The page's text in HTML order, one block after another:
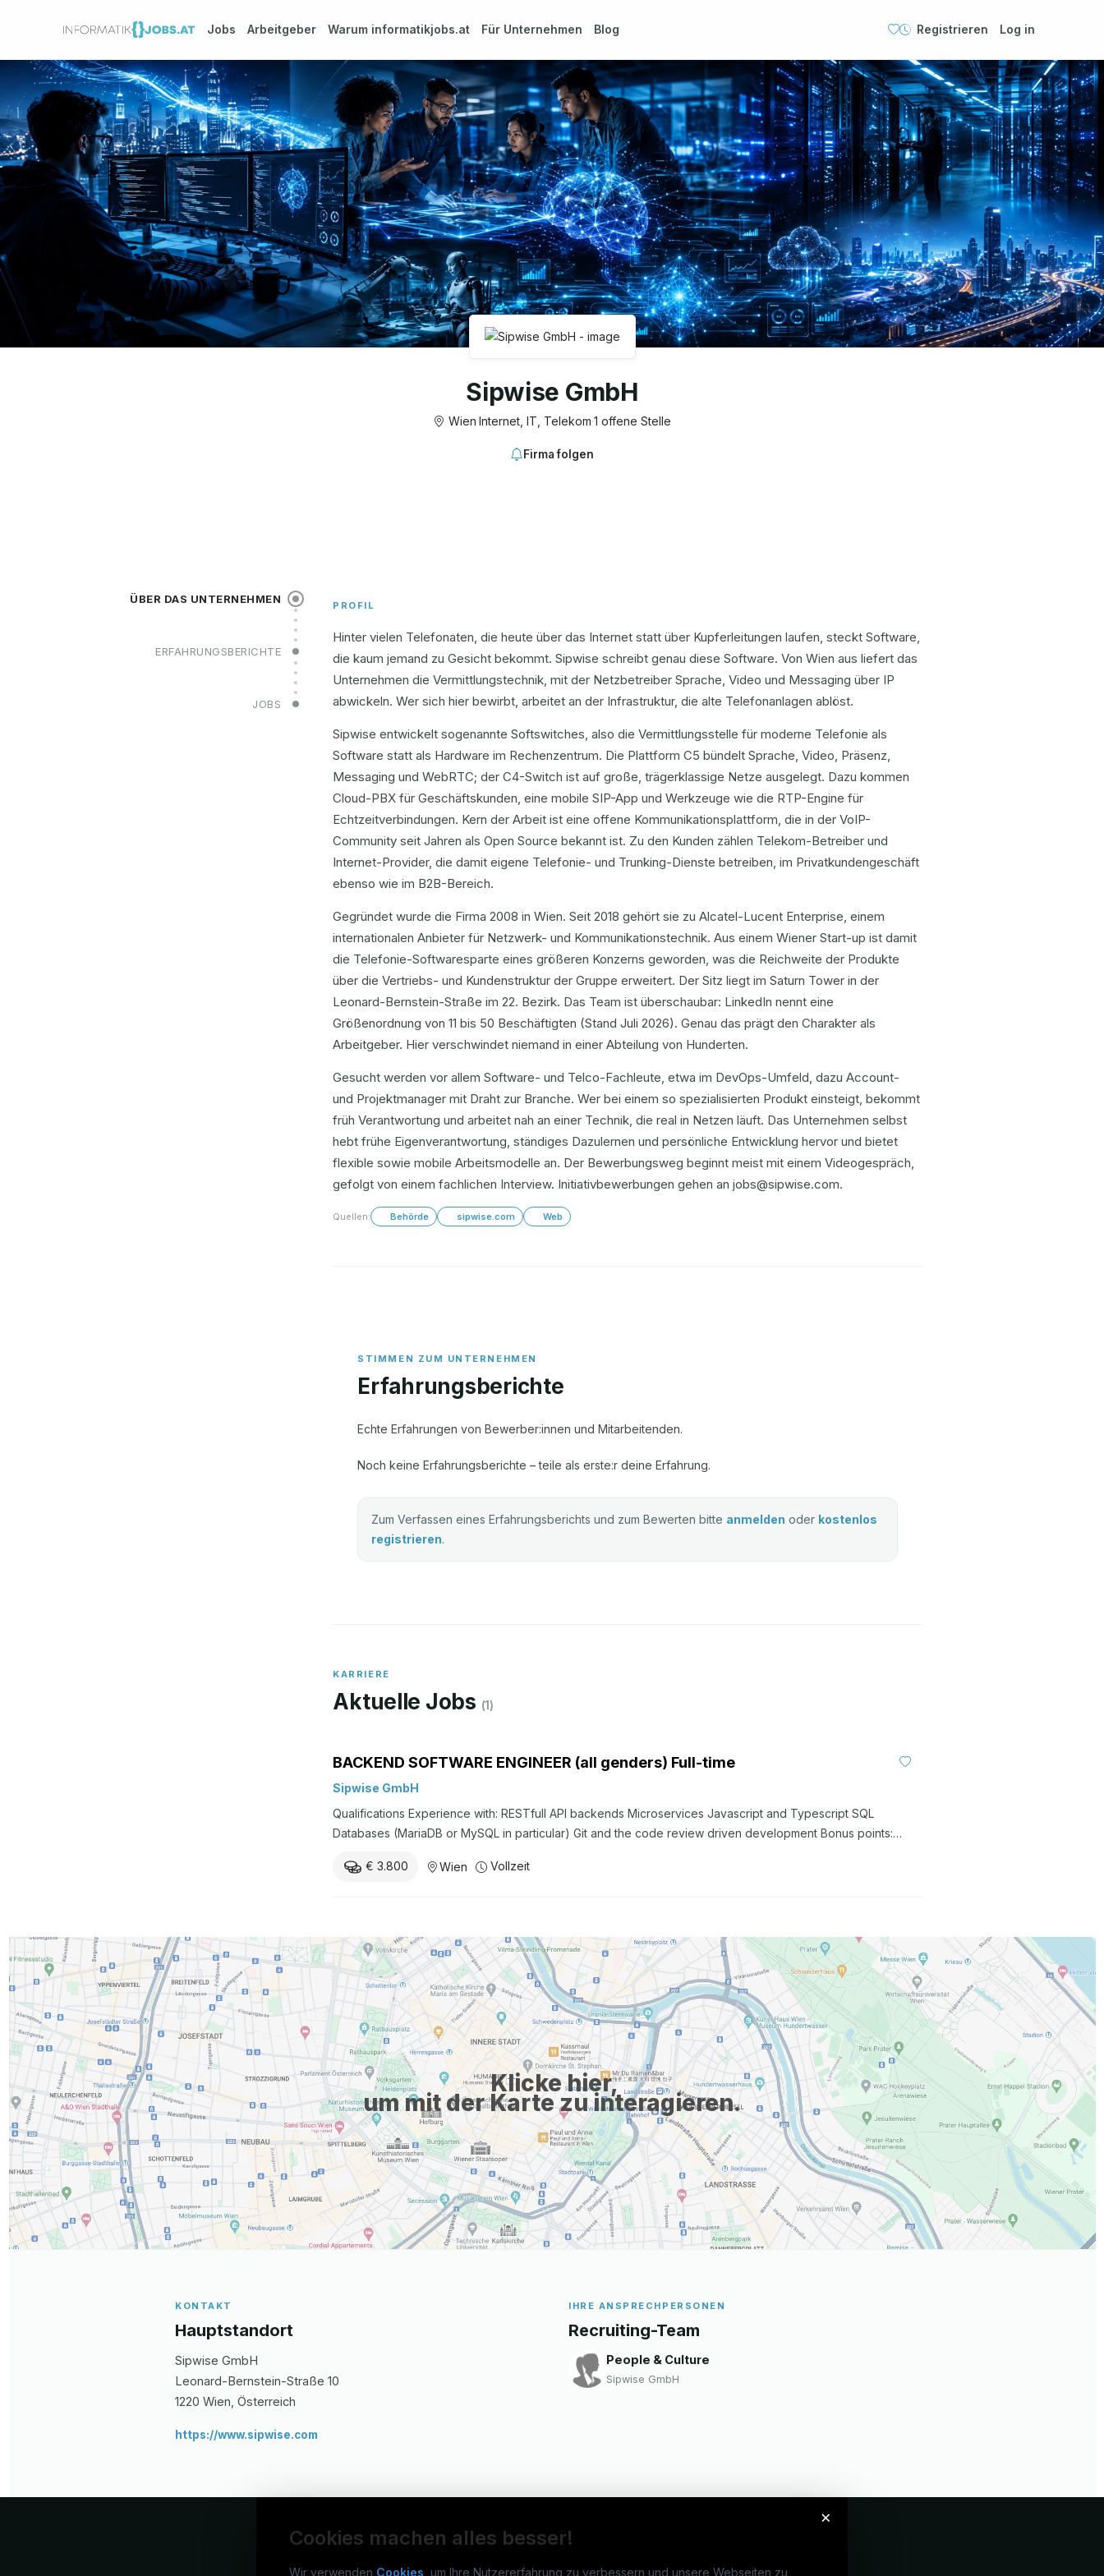
Jobs Arbeitgeber Warum informatikjobs.at Für Unternehmen Blog Registrieren Log in
Sipwise GmbH
Wien·Internet, IT, Telekom·1 offene Stelle
Firma folgen
ÜBER DAS UNTERNEHMEN
ERFAHRUNGSBERICHTE
JOBS
PROFIL
Hinter vielen Telefonaten, die heute über das Internet statt über Kupferleitungen laufen, steckt Software,
die kaum jemand zu Gesicht bekommt. Sipwise schreibt genau diese Software. Von Wien aus liefert das
Unternehmen die Vermittlungstechnik, mit der Netzbetreiber Sprache, Video und Messaging über IP
abwickeln. Wer sich hier bewirbt, arbeitet an der Infrastruktur, die alte Telefonanlagen ablöst.
Sipwise entwickelt sogenannte Softswitches, also die Vermittlungsstelle für moderne Telefonie als
Software statt als Hardware im Rechenzentrum. Die Plattform C5 bündelt Sprache, Video, Präsenz,
Messaging und WebRTC; der C4-Switch ist auf große, trägerklassige Netze ausgelegt. Dazu kommen
Cloud-PBX für Geschäftskunden, eine mobile SIP-App und Werkzeuge wie die RTP-Engine für
Echtzeitverbindungen. Kern der Arbeit ist eine offene Kommunikationsplattform, die in der VoIP-
Community seit Jahren als Open Source bekannt ist. Zu den Kunden zählen Telekom-Betreiber und
Internet-Provider, die damit eigene Telefonie- und Trunking-Dienste betreiben, im Privatkundengeschäft
ebenso wie im B2B-Bereich.
Gegründet wurde die Firma 2008 in Wien. Seit 2018 gehört sie zu Alcatel-Lucent Enterprise, einem
internationalen Anbieter für Netzwerk- und Kommunikationstechnik. Aus einem Wiener Start-up ist damit
die Telefonie-Softwaresparte eines größeren Konzerns geworden, was die Reichweite der Produkte
über die Vertriebs- und Kundenstruktur der Gruppe erweitert. Der Sitz liegt im Saturn Tower in der
Leonard-Bernstein-Straße im 22. Bezirk. Das Team ist überschaubar: LinkedIn nennt eine
Größenordnung von 11 bis 50 Beschäftigten (Stand Juli 2026). Genau das prägt den Charakter als
Arbeitgeber. Hier verschwindet niemand in einer Abteilung von Hunderten.
Gesucht werden vor allem Software- und Telco-Fachleute, etwa im DevOps-Umfeld, dazu Account-
und Projektmanager mit Draht zur Branche. Wer bei einem so spezialisierten Produkt einsteigt, bekommt
früh Verantwortung und arbeitet nah an einer Technik, die real in Netzen läuft. Das Unternehmen selbst
hebt frühe Eigenverantwortung, ständiges Dazulernen und persönliche Entwicklung hervor und bietet
flexible sowie mobile Arbeitsmodelle an. Der Bewerbungsweg beginnt meist mit einem Videogespräch,
gefolgt von einem fachlichen Interview. Initiativbewerbungen gehen an jobs@sipwise.com.
Quellen: Behörde sipwise.com Web
Erfahrungsberichte
Echte Erfahrungen von Bewerber:innen und Mitarbeitenden.
Noch keine Erfahrungsberichte – teile als erste:r deine Erfahrung.
Zum Verfassen eines Erfahrungsberichts und zum Bewerten bitte anmelden oder kostenlos
registrieren.
KARRIERE
Aktuelle Jobs (1)
BACKEND SOFTWARE ENGINEER (all genders) Full-time
Sipwise GmbH
Qualifications ​​​​​​Experience with: RESTfull API backends Microservices Javascript and Typescript SQL
Databases (MariaDB or MySQL in particular) Git and the code review driven development Bonus points:
with highly available and highly loaded server systems Other programming languages Python, C Relevant
in a global team of professionals Flexible working patterns and mobile ...
€ 3.800 Wien Vollzeit
Klicke hier,
um mit der Karte zu interagieren.
KONTAKT
Hauptstandort
Sipwise GmbH
Leonard-Bernstein-Straße 10
1220 Wien , Österreich
https://www.sipwise.com
IHRE ANSPRECHPERSONEN
Recruiting-Team
People & Culture
Sipwise GmbH
×
Cookies machen alles besser!
Wir verwenden Cookies , um Ihre Nutzererfahrung zu verbessern und unsere Webseiten zu